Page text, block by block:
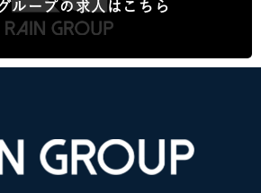
ループの求人はこちら